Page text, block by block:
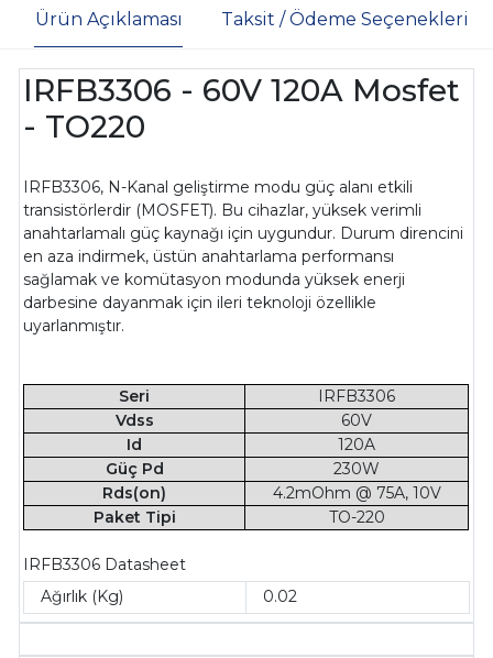
Ürün Açıklaması Taksit / Ödeme Seçenekleri
IRFB3306 - 60V 120A Mosfet
- TO220
IRFB3306, N-Kanal geliştirme modu güç alanı etkili
transistörlerdir (MOSFET). Bu cihazlar, yüksek verimli
anahtarlamalı güç kaynağı için uygundur. Durum direncini
en aza indirmek, üstün anahtarlama performansı
sağlamak ve komütasyon modunda yüksek enerji
darbesine dayanmak için ileri teknoloji özellikle
uyarlanmıştır.
Seri
IRFB3306
Vdss
60V
Id
120A
Güç Pd
230W
Rds(on)
4.2mOhm @ 75A, 10V
Paket Tipi
TO-220
IRFB3306 Datasheet
Ağırlık (Kg)
0.02